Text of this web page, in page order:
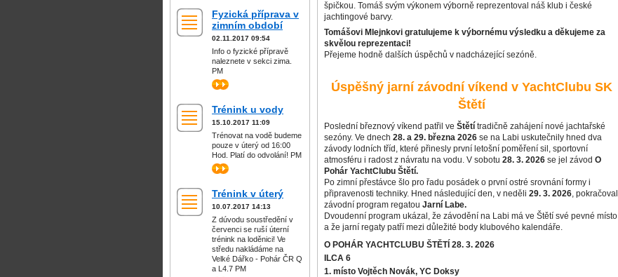
špičkou. Tomáš svým výkonem výborně reprezentoval náš klub i české
jachtingové barvy.
Tomášovi Mlejnkovi gratulujeme k výbornému výsledku a děkujeme za
skvělou reprezentaci!
Přejeme hodně dalších úspěchů v nadcházející sezóně.
Úspěšný jarní závodní víkend v YachtClubu SK
Štětí
Poslední březnový víkend patřil ve Štětí tradičně zahájení nové jachtařské
sezóny. Ve dnech 28. a 29. března 2026 se na Labi uskutečnily hned dva
závody lodních tříd, které přinesly první letošní poměření sil, sportovní
atmosféru i radost z návratu na vodu. V sobotu 28. 3. 2026 se jel závod O
Pohár YachtClubu Štětí.
Po zimní přestávce šlo pro řadu posádek o první ostré srovnání formy i
připravenosti techniky. Hned následující den, v neděli 29. 3. 2026, pokračoval
závodní program regatou Jarní Labe.
Dvoudenní program ukázal, že závodění na Labi má ve Štětí své pevné místo
a že jarní regaty patří mezi důležité body klubového kalendáře.
O POHÁR YACHTCLUBU ŠTĚTÍ 28. 3. 2026
ILCA 6
1. místo Vojtěch Novák, YC Doksy
Fyzická příprava v
zimním období
02.11.2017 09:54
Info o fyzické přípravě
naleznete v sekci zima.
PM
>>
Trénink u vody
15.10.2017 11:09
Trénovat na vodě budeme
pouze v úterý od 16:00
Hod. Platí do odvolání! PM
>>
Trénink v úterý
10.07.2017 14:13
Z dúvodu soustředění v
červenci se ruší úterní
trénink na loděnici! Ve
středu nakládáme na
Velké Dářko - Pohár ČR Q
a L4.7 PM